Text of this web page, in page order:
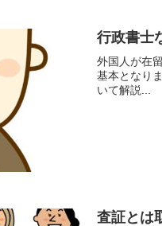
行政書士
外国人が在
基本となり
いて解説...
査証とは